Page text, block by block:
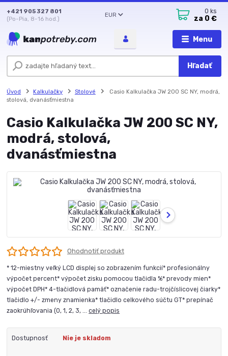
Menu
EUR
Hľadať
+421 905 327 801
(Po-Pia, 8-16 hod.)
0 ks
za 0 €
Úvod Kalkulačky Stolové
Casio Kalkulačka JW 200 SC NY, modrá,
stolová, dvanásťmiestna
Casio Kalkulačka JW 200 SC NY,
modrá, stolová,
dvanásťmiestna
Ohodnotiť produkt
* 12-miestny veľký LCD displej so zobrazením funkcií* profesionálny
výpočet percent* výpočet zisku pomocou tlačidla %* prevody mien*
výpočet DPH* 4-tlačidlová pamäť* označenie radu-trojčíslicovej čiarky*
tlačidlo +/- zmeny znamienka* tlačidlo celkového súčtu GT* prepínač
zaokrúhľovania (0, 1, 2, 3, ...celý popis
Dostupnosť Nie je skladom